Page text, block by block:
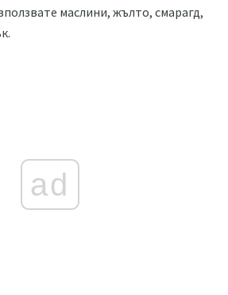
маслини, жълто, смарагд,
ad